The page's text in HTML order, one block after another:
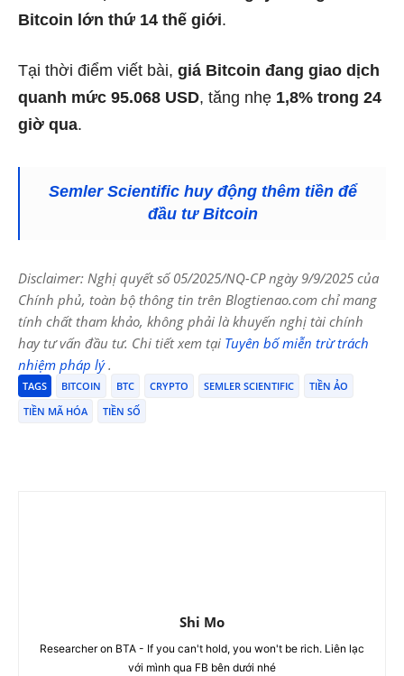
Bitcoin lớn thứ 14 thế giới.
Tại thời điểm viết bài, giá Bitcoin đang giao dịch
quanh mức 95.068 USD, tăng nhẹ 1,8% trong 24
giờ qua.
Semler Scientific huy động thêm tiền để
đầu tư Bitcoin
Disclaimer: Nghị quyết số 05/2025/NQ-CP ngày 9/9/2025 của
Chính phủ, toàn bộ thông tin trên Blogtienao.com chỉ mang
tính chất tham khảo, không phải là khuyến nghị tài chính
hay tư vấn đầu tư. Chi tiết xem tại Tuyên bố miễn trừ trách
nhiệm pháp lý.
TAGS BITCOIN BTC CRYPTO SEMLER SCIENTIFIC
TIỀN ẢO
TIỀN MÃ HÓA
TIỀN SỐ
Shi Mo
Researcher on BTA - If you can't hold, you won't be rich. Liên lạc
với mình qua FB bên dưới nhé